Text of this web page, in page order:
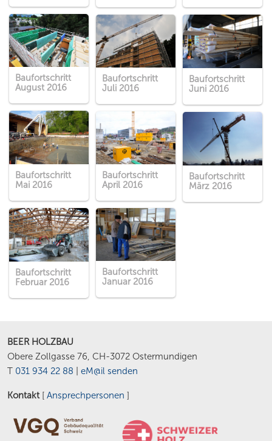
Baufortschritt
August 2016
Baufortschritt
Juli 2016
Baufortschritt
Juni 2016
Baufortschritt
Mai 2016
Baufortschritt
April 2016
Baufortschritt
März 2016
Baufortschritt
Februar 2016
Baufortschritt
Januar 2016
BEER HOLZBAU
Obere Zollgasse 76, CH-3072 Ostermundigen
T 031 934 22 88 eM@il senden
Kontakt [ Ansprechpersonen ]